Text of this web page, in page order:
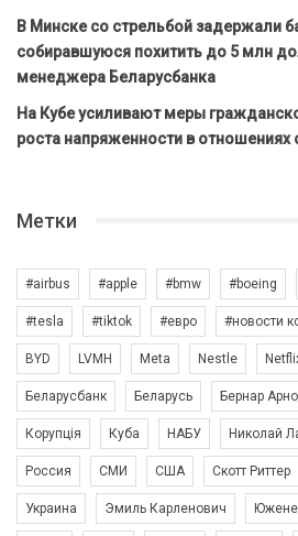
В Минске со стрельбой задержали
собиравшуюся похитить до 5 млн
менеджера Беларусбанка
На Кубе усиливают меры
роста напряженности в
Метки
#airbus #apple #bmw #boeing
#tesla #tiktok #евро #новости
BYD LVMH Meta Nestle
Беларусбанк Беларусь Бернар Арно
Корупція Куба НАБУ Николай
Россия СМИ США Скотт Риттер
Украина Эмиль Карленович